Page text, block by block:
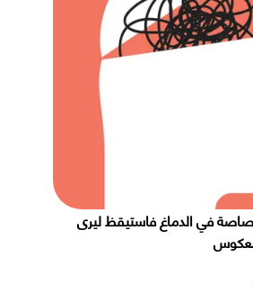
في الدماغ فاستيقظ ليرى